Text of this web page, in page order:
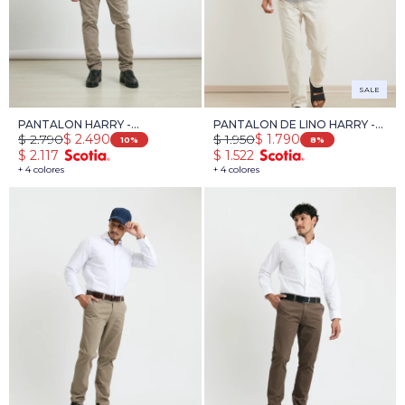
PANTALON HARRY -
TOSTADO
+ 4 colores
$ 2.490
$ 2.790 10
$ 2.117
SALE
PANTALON DE LINO HARRY -
NATURAL
+ 4 colores
$ 1.790
$ 1.950 8
$ 1.522